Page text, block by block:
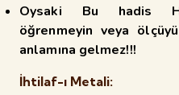
Oysaki Bu hadis
öğrenmeyin veya
anlamına gelmez!!!
İhtilaf-ı Metali: